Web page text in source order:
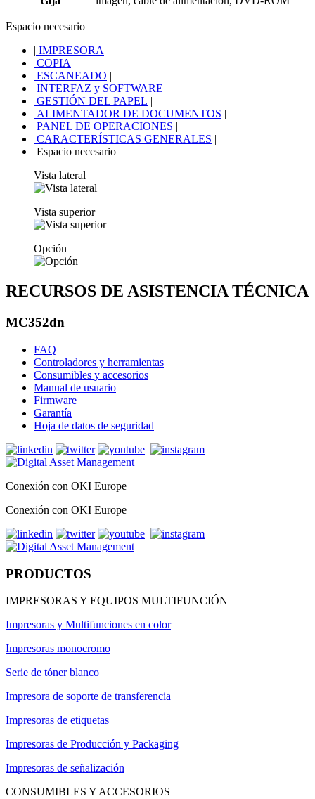
Espacio necesario
| IMPRESORA |
COPIA |
ESCANEADO |
INTERFAZ y SOFTWARE |
GESTIÓN DEL PAPEL |
ALIMENTADOR DE DOCUMENTOS |
PANEL DE OPERACIONES |
CARACTERÍSTICAS GENERALES |
Espacio necesario |
Vista lateral
Vista superior
Opción
RECURSOS DE ASISTENCIA TÉCNICA
MC352dn
FAQ
Controladores y herramientas
Consumibles y accesorios
Manual de usuario
Firmware
Garantía
Hoja de datos de seguridad
Conexión con OKI Europe
Conexión con OKI Europe
PRODUCTOS
IMPRESORAS Y EQUIPOS MULTIFUNCIÓN
Impresoras y Multifunciones en color
Impresoras monocromo
Serie de tóner blanco
Impresora de soporte de transferencia
Impresoras de etiquetas
Impresoras de Producción y Packaging
Impresoras de señalización
CONSUMIBLES Y ACCESORIOS